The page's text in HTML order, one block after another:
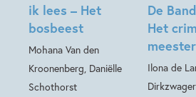
ik lees – Het
bosbeest
Mohana Van den
Kroonenberg, Daniëlle
Schothorst
De
Het
Ilona de
Dirkzwager